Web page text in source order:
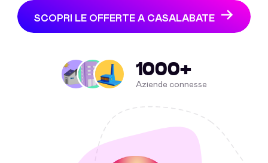
SCOPRI LE OFFERTE A CASALABATE
1000+
Aziende connesse